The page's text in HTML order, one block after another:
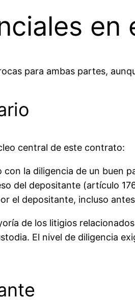
para ambas partes,
central de este contrato:
con la diligencia de un buen
del depositante (artículo
el depositante, incluso
de los litigios
El nivel de diligencia